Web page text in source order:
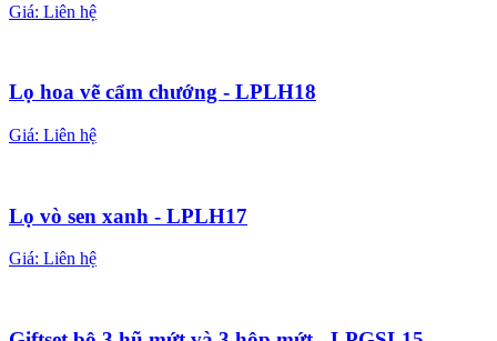
Giá: Liên hệ
Lọ hoa vẽ cẩm chướng - LPLH18
Giá: Liên hệ
Lọ vò sen xanh - LPLH17
Giá: Liên hệ